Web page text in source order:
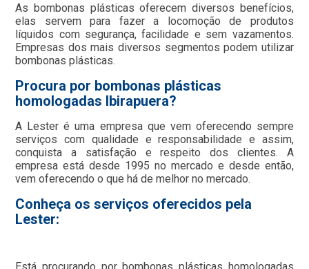
As bombonas plásticas oferecem diversos benefícios,
elas servem para fazer a locomoção de produtos
líquidos com segurança, facilidade e sem vazamentos.
Empresas dos mais diversos segmentos podem utilizar
bombonas plásticas.
Procura por bombonas plásticas
homologadas Ibirapuera?
A Lester é uma empresa que vem oferecendo sempre
serviços com qualidade e responsabilidade e assim,
conquista a satisfação e respeito dos clientes. A
empresa está desde 1995 no mercado e desde então,
vem oferecendo o que há de melhor no mercado.
Conheça os serviços oferecidos pela
Lester:
Está procurando por bombonas plásticas homologadas